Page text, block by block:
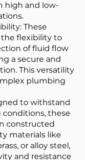
high and low-
These
flexibility to
of fluid flow
a secure and
This versatility
plumbing
to withstand
conditions, these
constructed
materials like
or alloy steel,
and resistance